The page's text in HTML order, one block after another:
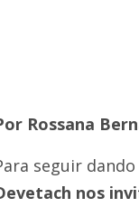
Rossana
seguir
nos